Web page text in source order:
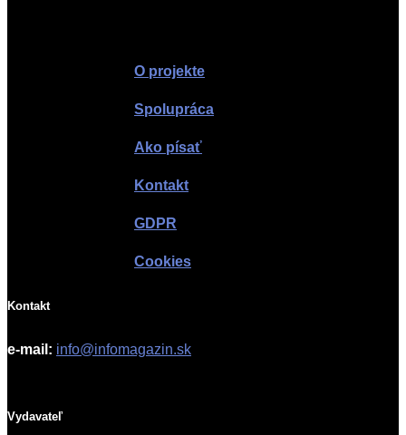
O projekte
Spolupráca
Ako písať
Kontakt
GDPR
Cookies
Kontakt
e-mail: info@infomagazin.sk
Vydavateľ